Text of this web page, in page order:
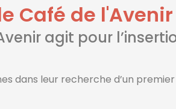
Café de l'Avenir
agit pour
dans leur recherche d’un